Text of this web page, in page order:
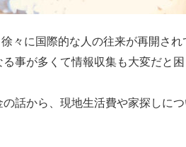
々に国際的な人の往来が再開され
事が多くて情報収集も大変だと
話から、現地生活費や家探しに